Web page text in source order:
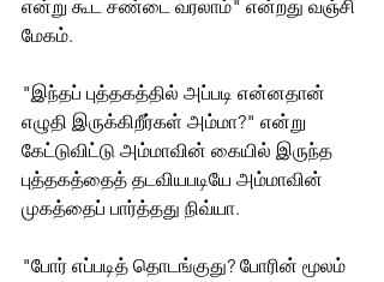
என்று கூட சண்டை வரலாம்" என்றது வஞ்சி
மேகம்.
"இந்தப் புத்தகத்தில் அப்படி என்னதான்
எழுதி இருக்கிறீர்கள் அம்மா?" என்று
கேட்டுவிட்டு அம்மாவின் கையில் இருந்த
புத்தகத்தைத் தடவியபடியே அம்மாவின்
முகத்தைப் பார்த்தது நிவ்யா.
"போர் எப்படித் தொடங்குது? போரின் மூலம்